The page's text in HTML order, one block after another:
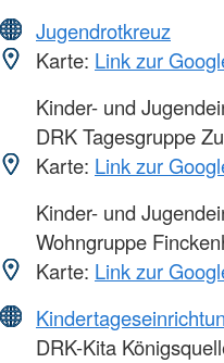
Jugendrotkreuz
Karte: Link zur
Kinder- und
DRK Tagesgruppe
Karte: Link zur
Kinder- und
Wohngruppe
Karte: Link zur
DRK-Kita